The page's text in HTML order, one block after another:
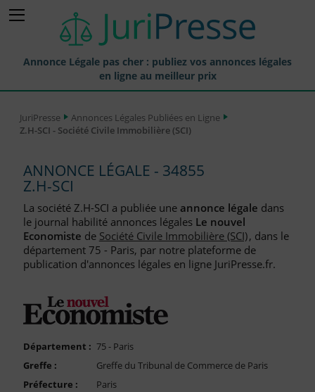
Annonce Légale pas cher : publiez vos annonces légales
en ligne au meilleur prix
Annonces Légales Publiées
Journaux Habilités (JAL) Annonces Légales
Départements pour la Publication d'Annonces Légales
Liste des Greffes
Liste des CCI
FAQ
Nous Contacter
Compte PRO
JuriPresse
Annonces Légales Publiées en Ligne
Z.H-SCI - Société Civile Immobilière (SCI)
ANNONCE LÉGALE - 34855
Z.H-SCI
La société Z.H-SCI a publiée une annonce légale dans
le journal habilité annonces légales Le nouvel
Economiste de Société Civile Immobilière (SCI), dans le
département 75 - Paris, par notre plateforme de
publication d'annonces légales en ligne JuriPresse.fr.
Département : 75 - Paris
Greffe :
Greffe du Tribunal de Commerce de Paris
Préfecture :
Paris